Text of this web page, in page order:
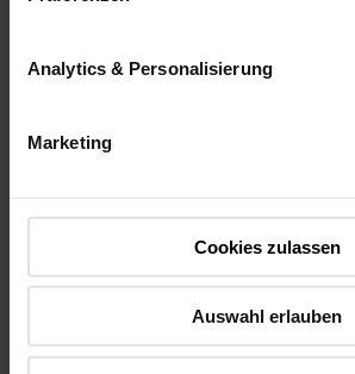
Analytics & Personalisierung
Marketing
Cookies zulassen
Auswahl erlauben
TYPE GEBRUIKER*
E-MAIL*